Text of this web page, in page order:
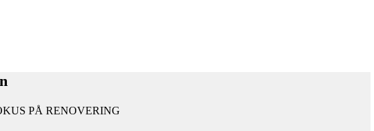
PÅ RENOVERING